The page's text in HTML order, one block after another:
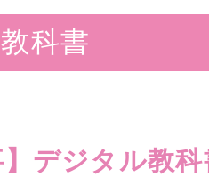
科書
】デジタル教